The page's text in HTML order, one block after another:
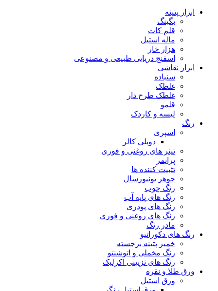
ابزار پتینه
بگینگ
قلم کات
ماله استیل
هزار خار
اسفنج دریایی طبیعی و مصنوعی
ابزار نقاشی
سنباده
غلطک
غلطک طرح دار
قلمو
لیسه و کاردک
رنگ
اسپری
دوپلی کالر
تینر های روغنی و فوری
پرایمر
تثبیت کننده ها
جوهر یونیورسال
رنگ چوب
رنگ‌ های پایه آب
رنگ های پودری
رنگ‌ های روغنی و فوری
مادر رنگ
رنگ های دکوراتیو
خمیر پتینه برجسته
رنگ مخملی و اتوشنتو
رنگ های تزیینی اکرلیک
ورق طلا و نقره
ورق استیل